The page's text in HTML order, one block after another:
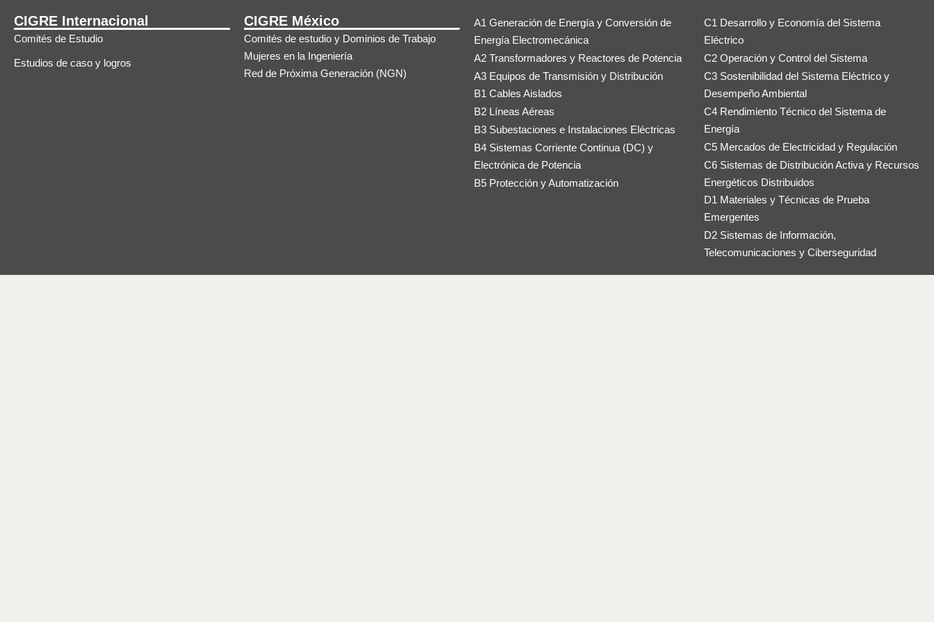
CIGRE Internacional
Comités de Estudio
Estudios de caso y logros
CIGRE México
Comités de estudio y Dominios de Trabajo
Mujeres en la Ingeniería
Red de Próxima Generación (NGN)
A1 Generación de Energía y Conversión de
Energía Electromecánica
A2 Transformadores y Reactores de Potencia
A3 Equipos de Transmisión y Distribución
B1 Cables Aislados
B2 Líneas Aéreas
B3 Subestaciones e Instalaciones Eléctricas
B4 Sistemas Corriente Continua (DC) y
Electrónica de Potencia
B5 Protección y Automatización
C1 Desarrollo y Economía del Sistema
Eléctrico
C2 Operación y Control del Sistema
C3 Sostenibilidad del Sistema Eléctrico y
Desempeño Ambiental
C4 Rendimiento Técnico del Sistema de
Energía
C5 Mercados de Electricidad y Regulación
C6 Sistemas de Distribución Activa y Recursos
Energéticos Distribuidos
D1 Materiales y Técnicas de Prueba
Emergentes
D2 Sistemas de Información,
Telecomunicaciones y Ciberseguridad